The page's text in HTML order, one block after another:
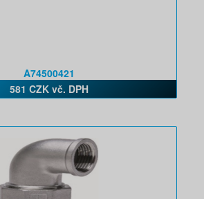
A74500421
581 CZK vč. DPH